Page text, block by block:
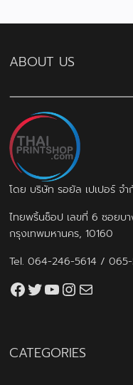
ABOUT US
โดย บริษัท รอยัล เปเปอร์ จำ
ไทยพริ้นช็อป เลขที่ 6 ซอยบ
กรุงเทพมหานคร, 10160
Tel.064-246-5614 /
Facebook
Twitter
YouTube
Instagram
CATEGORIES